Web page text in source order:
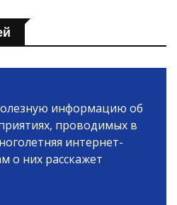
информацию об
проводимых в
интернет-
о них расскажет